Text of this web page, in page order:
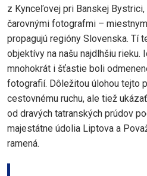
z Kynceľovej pri Banskej
čarovnými fotografmi –
propagujú regióny Slovenska. Tí
objektívy na našu najdlhšiu
mnohokrát i šťastie boli
fotografií. Dôležitou úlohou tejto
cestovnému ruchu, ale tiež
od dravých tatranských prúdov
majestátne údolia Liptova a
ramená.